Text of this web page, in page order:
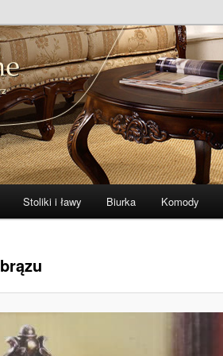
– zibi-meble.pl
i indyjskie
Stoliki i ławy Biurka Komody